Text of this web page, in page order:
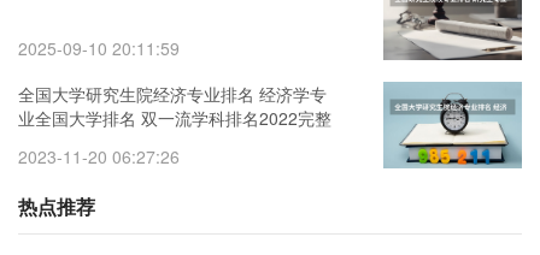
2025-09-10 20:11:59
全国大学研究生院经济专业排名 经济学专
业全国大学排名 双一流学科排名2022完整
2023-11-20 06:27:26
热点推荐